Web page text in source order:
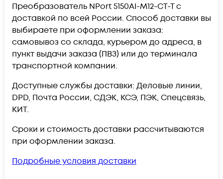
Преобразователь NPort 5150AI-M12-CT-T c
доставкой по всей России. Способ доставки вы
выбираете при оформлении заказа:
самовывоз со склада, курьером до адреса, в
пункт выдачи заказа (ПВЗ) или до терминала
транспортной компании.
Доступные службы доставки: Деловые линии,
DPD, Почта России, СДЭК, КСЭ, ПЭК, Спецсвязь,
КИТ.
Сроки и стоимость доставки рассчитываются
при оформлении заказа.
Подробные условия доставки